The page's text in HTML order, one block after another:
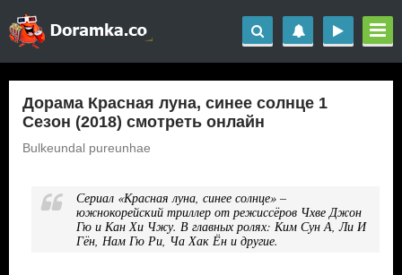
Дорама Красная луна, синее солнце 1
Сезон (2018) смотреть онлайн
Bulkeundal pureunhae
Сериал «Красная луна, синее солнце» –
южнокорейский триллер от режиссёров Чхве Джон
Гю и Кан Хи Чжу. В главных ролях: Ким Сун А, Ли И
Гён, Нам Гю Ри, Ча Хак Ён и другие.